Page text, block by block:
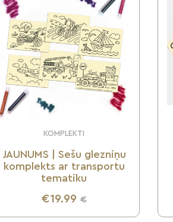
KOMPLEKTI
JAUNUMS | Sešu glezniņu
komplekts ar transportu
tematiku
€19.99 €
UZZINI VAIRĀK